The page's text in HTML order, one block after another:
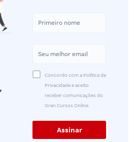
Concordo com a Política de
Privacidade e aceito
receber comunicações do
Gran Cursos Online.